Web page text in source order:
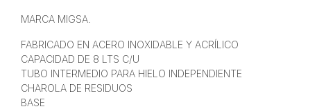
MARCA MIGSA.
FABRICADO EN ACERO INOXIDABLE Y ACRÍLICO
CAPACIDAD DE 8 LTS C/U
TUBO INTERMEDIO PARA HIELO INDEPENDIENTE
CHAROLA DE RESIDUOS
BASE